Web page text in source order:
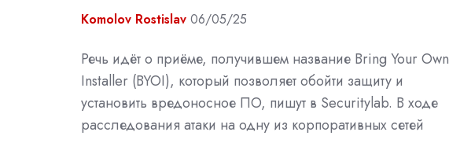
Komolov Rostislav 06/05/25
Речь идёт о приёме, получившем название Bring Your Own
Installer (BYOI), который позволяет обойти защиту и
установить вредоносное ПО, пишут в Securitylab. В ходе
расследования атаки на одну из корпоративных сетей